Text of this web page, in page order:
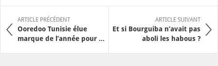
ARTICLE PRÉCÉDENT
Ooredoo Tunisie élue
marque de l’année pour ...
ARTICLE SUIVANT
Et si Bourguiba n’avait pas
aboli les habous ?